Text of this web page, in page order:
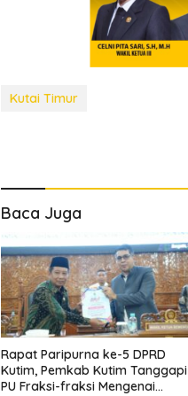
Kutai Timur
Baca Juga
Rapat Paripurna ke-5 DPRD
Kutim, Pemkab Kutim Tanggapi
PU Fraksi-fraksi Mengenai